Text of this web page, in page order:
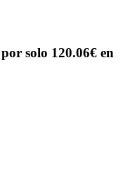
solo 120.06€ en